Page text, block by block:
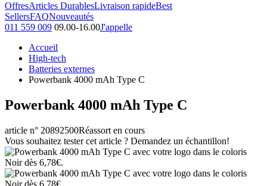
OffresArticles DurablesLivraison rapideBest
SellersFAQNouveautés
011 559 009 09.00-16.00J'appelle
Accueil
High-tech
Batteries externes
Powerbank 4000 mAh Type C
Powerbank 4000 mAh Type C
article n° 20892500Réassort en cours
Vous souhaitez tester cet article ? Demandez un échantillon!